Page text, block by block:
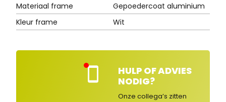
Materiaal frame
Gepoedercoat aluminium
Kleur frame
Wit
nte
HULP OF ADVIES
NODIG?
Onze collega’s zitten